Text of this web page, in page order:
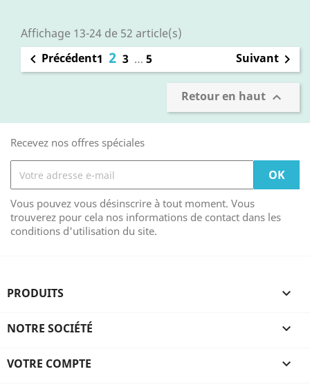
Affichage 13-24 de 52 article(s)
 Précédent1 2 3 … 5 Suivant 
Retour en haut 
Recevez nos offres spéciales
Vous pouvez vous désinscrire à tout moment. Vous
trouverez pour cela nos informations de contact dans les
conditions d'utilisation du site.
PRODUITS 
NOTRE SOCIÉTÉ 
VOTRE COMPTE 